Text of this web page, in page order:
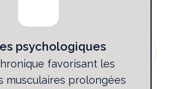
psychologiques
favorisant les
musculaires prolongées